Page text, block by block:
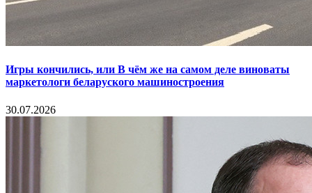
Игры кончились, или В чём же на самом деле виноваты
маркетологи беларуского машиностроения
30.07.2026